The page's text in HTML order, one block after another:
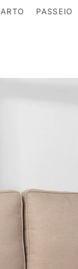
PASSEIO